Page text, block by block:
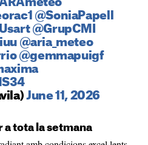
@SoniaPapell
@GrupCMI
@aria_meteo
@gemmapuigf
June 11, 2026
a tota la setmana